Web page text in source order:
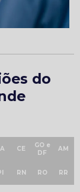
do
CE
GO e
DF
AM
RN RO RR